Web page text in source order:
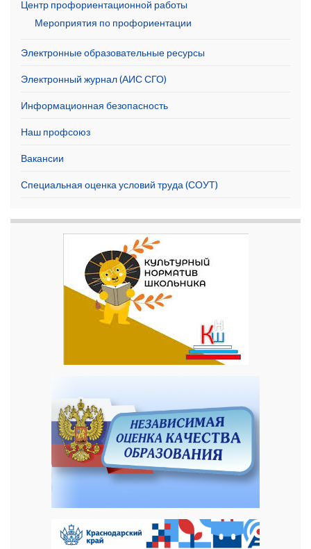
Центр профориентационной работы
Мероприятия по профориентации
Электронные образовательные ресурсы
Электронный журнал (АИС СГО)
Информационная безопасность
Наш профсоюз
Вакансии
Специальная оценка условий труда (СОУТ)